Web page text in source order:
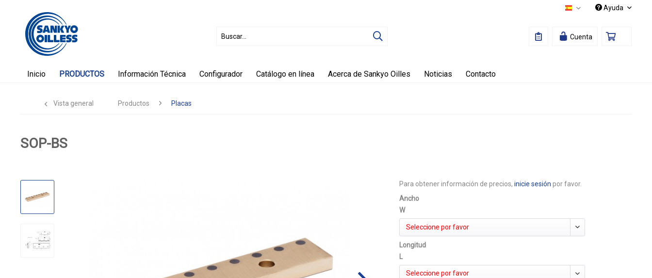
Español Ayuda
Cuenta
Inicio PRODUCTOS Información Técnica Configurador Catálogo en línea Acerca de Sankyo Oilles Noticias Contacto
Vista general Productos Placas
SOP-BS
Para obtener información de precios,inicie sesión por favor.
Ancho
W
Seleccione por favor
Longitud
L
Seleccione por favor